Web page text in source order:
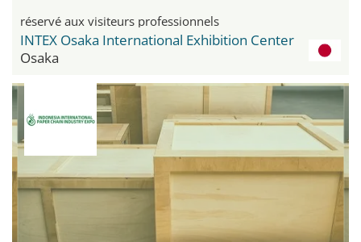
réservé aux visiteurs professionnels
INTEX Osaka International Exhibition Center
Osaka